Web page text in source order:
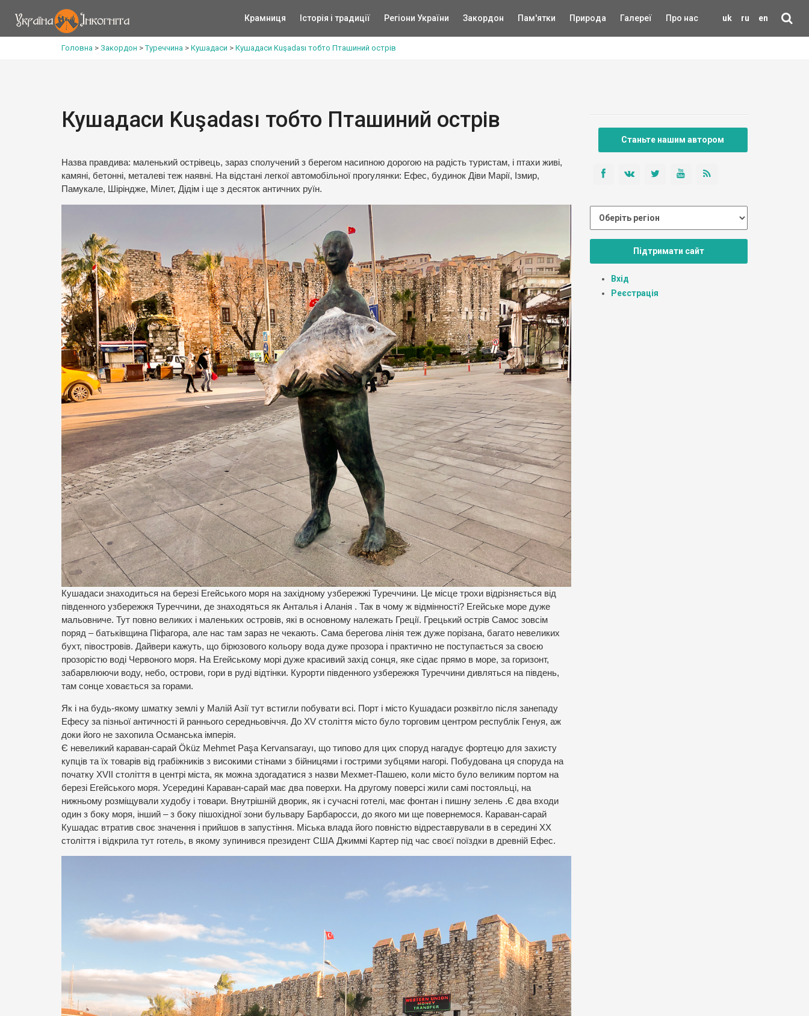
uk ru en
Крамниця Історія і традиції Регіони України Закордон Пам'ятки Природа Галереї Про нас
Головна > Закордон >Туреччина > Кушадаси > Кушадаси Kuşadası тобто Пташиний острів
Кушадаси Kuşadası тобто Пташиний острів
Назва правдива: маленький острівець, зараз сполучений з берегом насипною дорогою на радість туристам, і птахи живі,
камяні, бетонні, металеві теж наявні. На відстані легкої автомобільної прогулянки: Ефес, будинок Діви Марії, Ізмир,
Памукале, Шіріндже, Мілет, Дідім і ще з десяток античних руїн.
Кушадаси знаходиться на березі Егейського моря на західному узбережжі Туреччини. Це місце трохи відрізняється від
південного узбережжя Туреччини, де знаходяться як Анталья і Аланія . Так в чому ж відмінності? Егейське море дуже
мальовниче. Тут повно великих і маленьких островів, які в основному належать Греції. Грецький острів Самос зовсім
поряд – батьківщина Піфагора, але нас там зараз не чекають. Сама берегова лінія теж дуже порізана, багато невеликих
бухт, півостровів. Дайвери кажуть, що бірюзового кольору вода дуже прозора і практично не поступається за своєю
прозорістю воді Червоного моря. На Егейському морі дуже красивий захід сонця, яке сідає прямо в море, за горизонт,
забарвлюючи воду, небо, острови, гори в руді відтінки. Курорти південного узбережжя Туреччини дивляться на південь,
там сонце ховається за горами.
Як і на будь-якому шматку землі у Малій Азії тут встигли побувати всі. Порт і місто Кушадаси розквітло після занепаду
Ефесу за пізньої античності й раннього середньовіччя. До XV століття місто було торговим центром республік Генуя, аж
доки його не захопила Османська імперія.
Є невеликий караван-сарай Öküz Mehmet Paşa Kervansarayı, що типово для цих споруд нагадує фортецю для захисту
купців та їх товарів від грабіжників з високими стінами з бійницями і гострими зубцями нагорі. Побудована ця споруда на
початку XVII століття в центрі міста, як можна здогадатися з назви Мехмет-Пашею, коли місто було великим портом на
березі Егейського моря. Усередині Караван-сарай має два поверхи. На другому поверсі жили самі постояльці, на
нижньому розміщували худобу і товари. Внутрішній дворик, як і сучасні готелі, має фонтан і пишну зелень .Є два входи
один з боку моря, інший – з боку пішохідної зони бульвару Барбаросси, до якого ми ще повернемося. Караван-сарай
Кушадас втратив своє значення і прийшов в запустіння. Міська влада його повністю відреставрували в в середині ХХ
століття і відкрила тут готель, в якому зупинився президент США Джиммі Картер під час своєї поїздки в древній Ефес.
Станьте нашим автором
Підтримати сайт
Вхід
Реєстрація